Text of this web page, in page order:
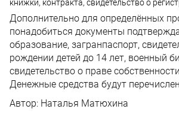
книжки, контракта, свидетельство о
Дополнительно для определённых
понадобиться документы
образование, загранпаспорт,
рождении детей до 14 лет, военный
свидетельство о праве
Денежные средства будут
Автор: Наталья Матюхина